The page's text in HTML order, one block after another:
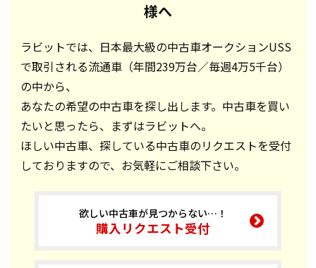
様へ
ラビットでは、日本最大級の中古車オークションUSS
で取引される流通車（年間239万台／毎週4万5千台）
の中から、
あなたの希望の中古車を探し出します。中古車を買い
たいと思ったら、まずはラビットへ。
ほしい中古車、探している中古車のリクエストを受付
しておりますので、お気軽にご相談下さい。
欲しい中古車が見つからない…！
購入リクエスト受付